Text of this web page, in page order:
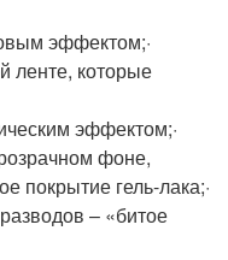
эффектом;·
ленте, которые
эффектом;·
фоне,
покрытие гель-лака;·
– «битое